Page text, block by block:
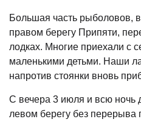
Большая часть рыболовов,
правом берегу Припяти,
лодках. Многие приехали с
маленькими детьми. Наши
напротив стоянки вновь
С вечера 3 июля и всю ночь
левом берегу без перерыва